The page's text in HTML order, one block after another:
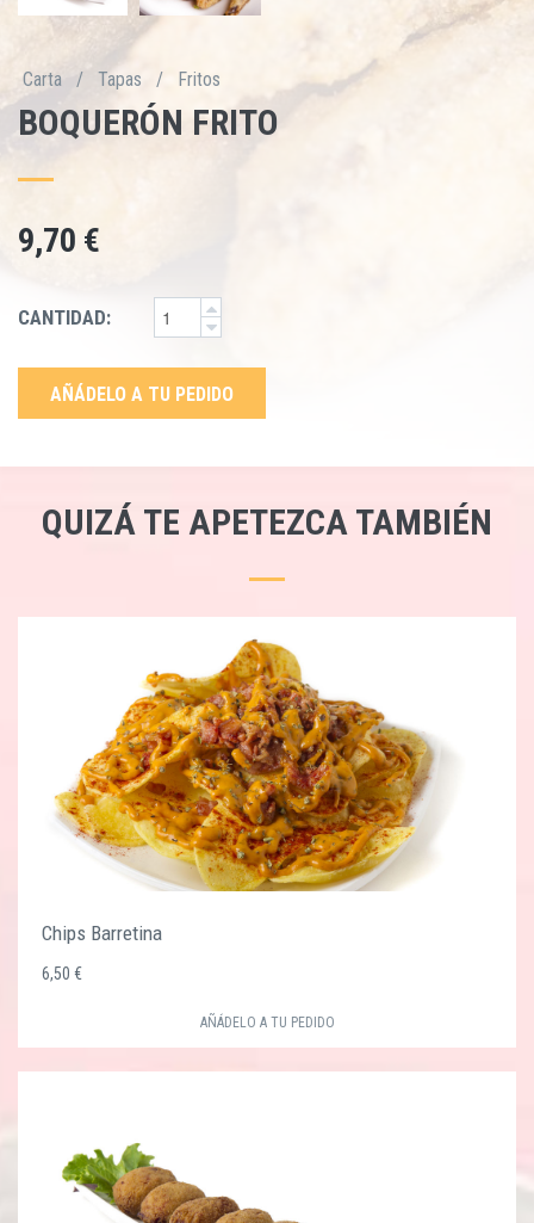
Carta / Tapas / Fritos
BOQUERÓN FRITO
9,70 €
CANTIDAD:
AÑÁDELO A TU PEDIDO
QUIZÁ TE APETEZCA TAMBIÉN
Chips Barretina
6,50 €
AÑÁDELO A TU PEDIDO